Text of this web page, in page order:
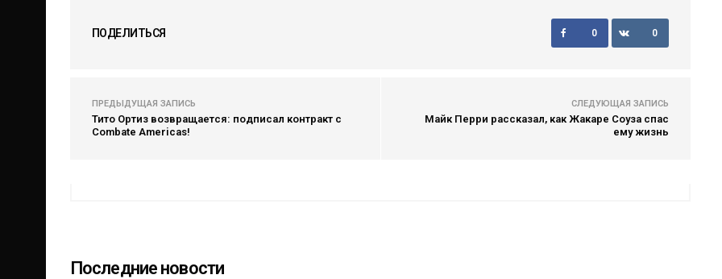
ПОДЕЛИТЬСЯ 0 0
ПРЕДЫДУЩАЯ ЗАПИСЬ
Тито Ортиз возвращается: подписал контракт с
Combate Americas!
СЛЕДУЮЩАЯ ЗАПИСЬ
Майк Перри рассказал, как Жакаре Соуза спас
ему жизнь
Последние новости